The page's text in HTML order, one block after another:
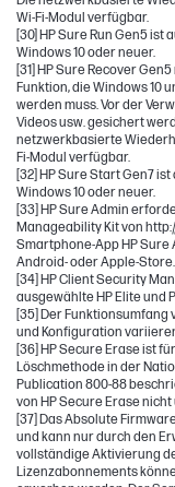
Wi-Fi-Modul verfügbar.
[30] HP Sure Run Gen5
Windows 10 oder neuer.
[31] HP Sure Recover
Funktion, die Windows 10
werden muss. Vor der
Videos usw. gesichert
netzwerkbasierte
Fi-Modul verfügbar.
[32] HP Sure Start Gen7
Windows 10 oder neuer.
[33] HP Sure Admin
Manageability Kit von
Smartphone-App HP
Android- oder Apple-Store.
[34] HP Client Security
ausgewählte HP Elite und
[35] Der Funktionsumfang
und Konfiguration
[36] HP Secure Erase ist
Löschmethode in der
Publication 800-88
von HP Secure Erase
[37] Das Absolute
und kann nur durch den
vollständige Aktivierung
Lizenzabonnements